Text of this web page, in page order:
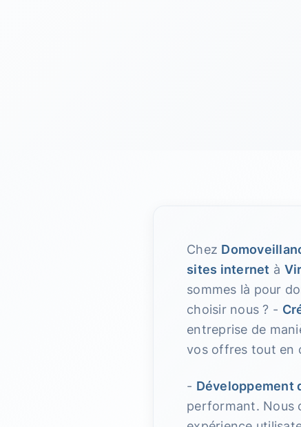
Chez
sites internet à
sommes là pour
choisir nous ? -
entreprise de
vos offres tout en
- Développement
performant. Nous